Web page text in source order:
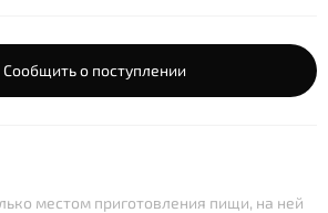
Сообщить о поступлении
местом приготовления пищи, на ней